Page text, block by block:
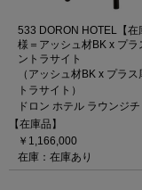
533 DORON HOTEL【在
様＝アッシュ材BK x プラ
ントラサイト
（アッシュ材BK x プラ
トラサイト）
ドロン ホテル ラウンジ
【在庫品】
￥1,166,000
在庫：在庫あり